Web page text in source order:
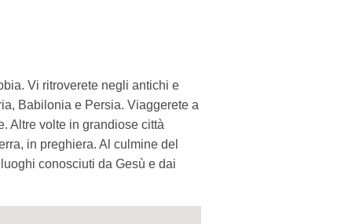
Vi ritroverete negli antichi e
Babilonia e Persia. Viaggerete a
Altre volte in grandiose città
in preghiera. Al culmine del
conosciuti da Gesù e dai